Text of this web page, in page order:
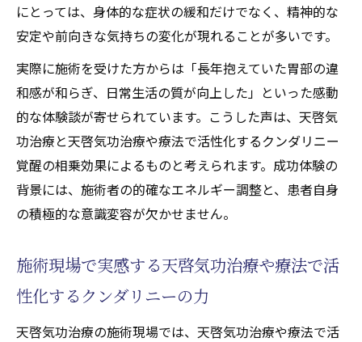
にとっては、身体的な症状の緩和だけでなく、精神的な
安定や前向きな気持ちの変化が現れることが多いです。
実際に施術を受けた方からは「長年抱えていた胃部の違
和感が和らぎ、日常生活の質が向上した」といった感動
的な体験談が寄せられています。こうした声は、天啓気
功治療と天啓気功治療や療法で活性化するクンダリニー
覚醒の相乗効果によるものと考えられます。成功体験の
背景には、施術者の的確なエネルギー調整と、患者自身
の積極的な意識変容が欠かせません。
施術現場で実感する天啓気功治療や療法で活
性化するクンダリニーの力
天啓気功治療の施術現場では、天啓気功治療や療法で活